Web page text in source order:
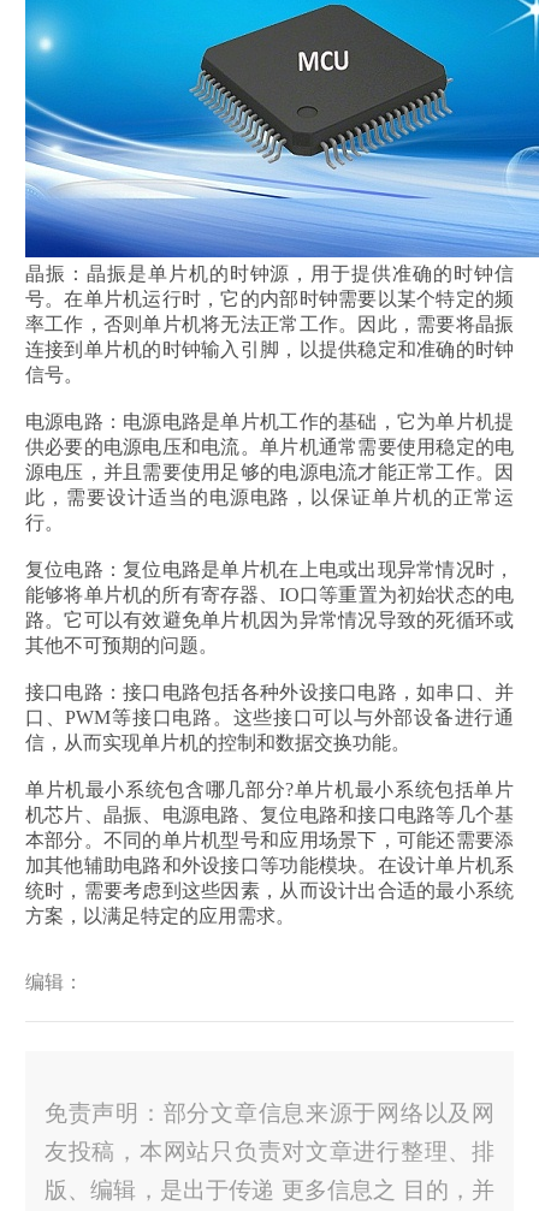
晶振：晶振是单片机的时钟源，用于提供准确的时钟信
号。在单片机运行时，它的内部时钟需要以某个特定的频
率工作，否则单片机将无法正常工作。因此，需要将晶振
连接到单片机的时钟输入引脚，以提供稳定和准确的时钟
信号。
电源电路：电源电路是单片机工作的基础，它为单片机提
供必要的电源电压和电流。单片机通常需要使用稳定的电
源电压，并且需要使用足够的电源电流才能正常工作。因
此，需要设计适当的电源电路，以保证单片机的正常运
行。
复位电路：复位电路是单片机在上电或出现异常情况时，
能够将单片机的所有寄存器、IO口等重置为初始状态的电
路。它可以有效避免单片机因为异常情况导致的死循环或
其他不可预期的问题。
接口电路：接口电路包括各种外设接口电路，如串口、并
口、PWM等接口电路。这些接口可以与外部设备进行通
信，从而实现单片机的控制和数据交换功能。
单片机最小系统包含哪几部分?单片机最小系统包括单片
机芯片、晶振、电源电路、复位电路和接口电路等几个基
本部分。不同的单片机型号和应用场景下，可能还需要添
加其他辅助电路和外设接口等功能模块。在设计单片机系
统时，需要考虑到这些因素，从而设计出合适的最小系统
方案，以满足特定的应用需求。
编辑：
免责声明：部分文章信息来源于网络以及网
友投稿，本网站只负责对文章进行整理、排
版、编辑，是出于传递 更多信息之 目的，并